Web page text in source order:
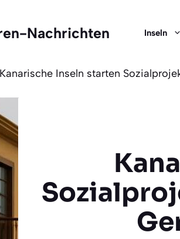
Nachrichten Inseln
Kanarische Inseln starten